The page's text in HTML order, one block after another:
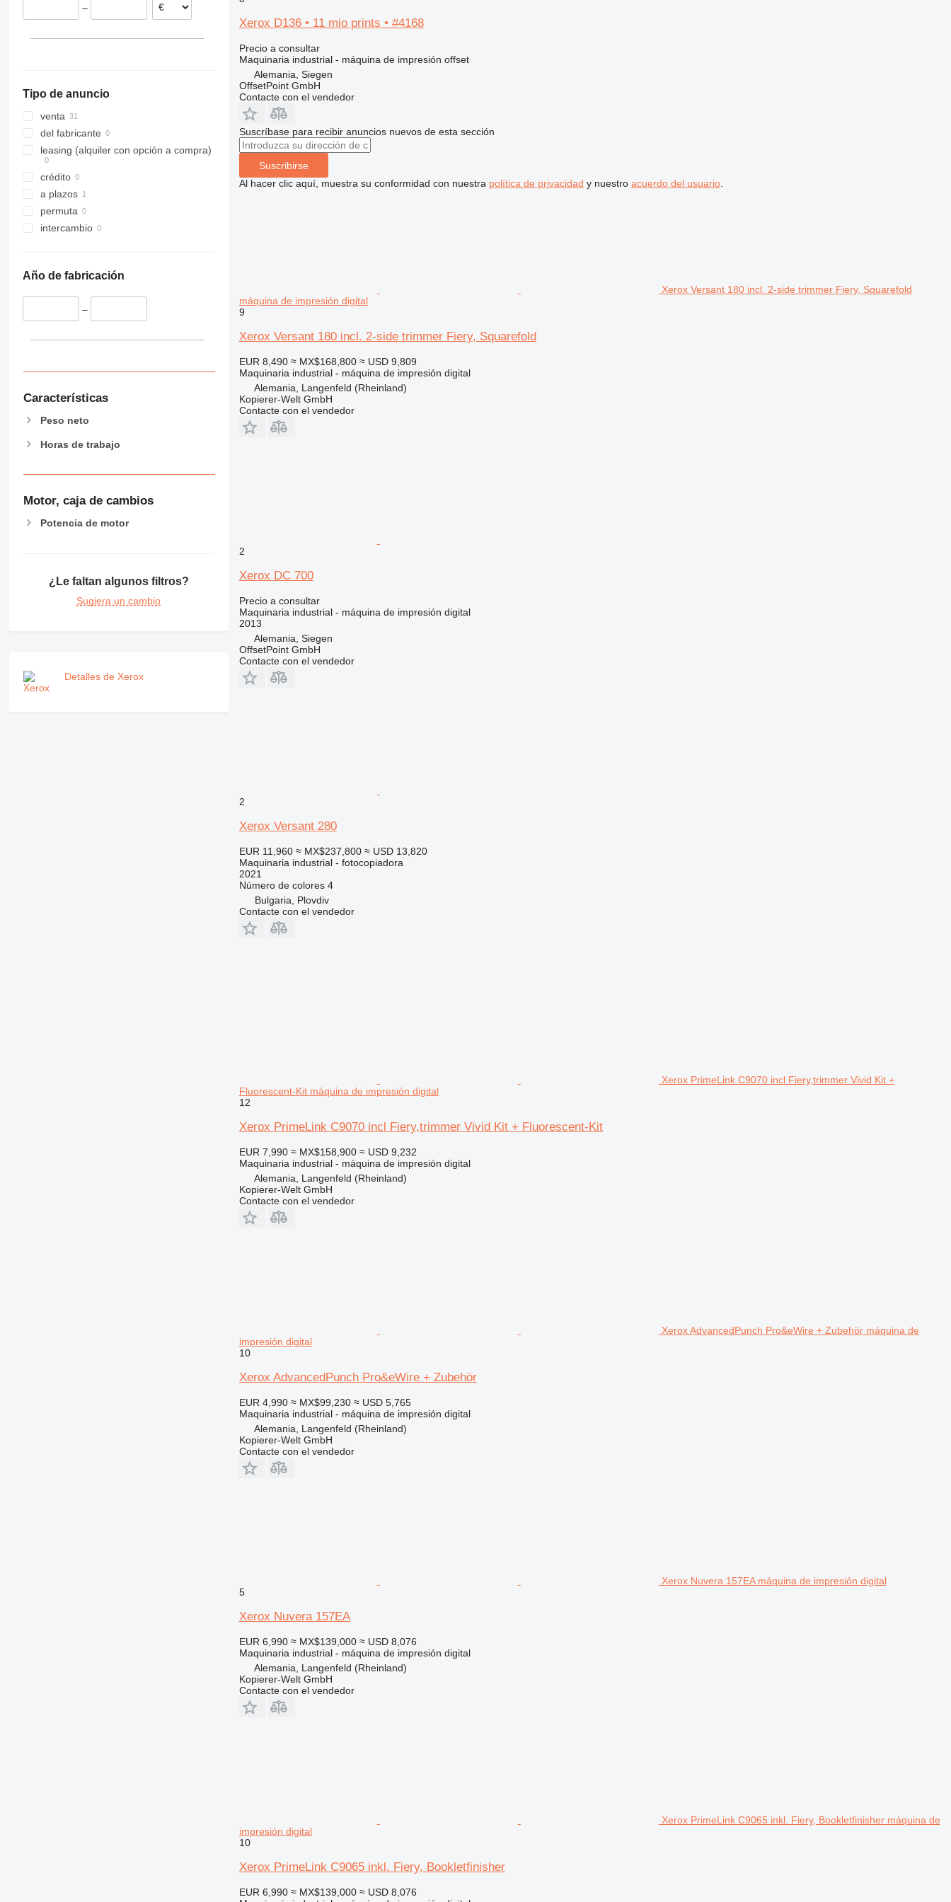
–
Tipo de anuncio
venta
del fabricante
leasing (alquiler con opción a compra)
crédito
a plazos
permuta
intercambio
Año de fabricación
–
Características
Peso neto
Horas de trabajo
Motor, caja de cambios
Potencia de motor
¿Le faltan algunos filtros?
Sugiera un cambio
Detalles de Xerox
Xerox D136 • 11 mio prints • #4168
Precio a consultar
Maquinaria industrial - máquina de impresión offset
Alemania, Siegen
OffsetPoint GmbH
Contacte con el vendedor
Suscríbase para recibir anuncios nuevos de esta sección
Suscribirse
Al hacer clic aquí, muestra su conformidad con nuestra política de privacidad y nuestro acuerdo del usuario.
Xerox Versant 180 incl. 2-side trimmer Fiery, Squarefold
máquina de impresión digital
9
Xerox Versant 180 incl. 2-side trimmer Fiery, Squarefold
EUR 8,490 ≈ MX$168,800 ≈ USD 9,809
Maquinaria industrial - máquina de impresión digital
Alemania, Langenfeld (Rheinland)
Kopierer-Welt GmbH
Contacte con el vendedor
2
Xerox DC 700
Precio a consultar
Maquinaria industrial - máquina de impresión digital
2013
Alemania, Siegen
OffsetPoint GmbH
Contacte con el vendedor
2
Xerox Versant 280
EUR 11,960 ≈ MX$237,800 ≈ USD 13,820
Maquinaria industrial - fotocopiadora
2021
Número de colores 4
Bulgaria, Plovdiv
Contacte con el vendedor
Xerox PrimeLink C9070 incl Fiery,trimmer Vivid Kit +
Fluorescent-Kit máquina de impresión digital
12
Xerox PrimeLink C9070 incl Fiery,trimmer Vivid Kit + Fluorescent-Kit
EUR 7,990 ≈ MX$158,900 ≈ USD 9,232
Maquinaria industrial - máquina de impresión digital
Alemania, Langenfeld (Rheinland)
Kopierer-Welt GmbH
Contacte con el vendedor
Xerox AdvancedPunch Pro&eWire + Zubehör máquina de
impresión digital
10
Xerox AdvancedPunch Pro&eWire + Zubehör
EUR 4,990 ≈ MX$99,230 ≈ USD 5,765
Maquinaria industrial - máquina de impresión digital
Alemania, Langenfeld (Rheinland)
Kopierer-Welt GmbH
Contacte con el vendedor
Xerox Nuvera 157EA máquina de impresión digital
5
Xerox Nuvera 157EA
EUR 6,990 ≈ MX$139,000 ≈ USD 8,076
Maquinaria industrial - máquina de impresión digital
Alemania, Langenfeld (Rheinland)
Kopierer-Welt GmbH
Contacte con el vendedor
Xerox PrimeLink C9065 inkl. Fiery, Bookletfinisher máquina de
impresión digital
10
Xerox PrimeLink C9065 inkl. Fiery, Bookletfinisher
EUR 6,990 ≈ MX$139,000 ≈ USD 8,076